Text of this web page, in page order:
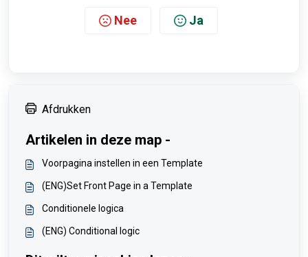
Nee Ja
Afdrukken
Artikelen in deze map -
Voorpagina instellen in een Template
(ENG)Set Front Page in a Template
Conditionele logica
(ENG) Conditional logic